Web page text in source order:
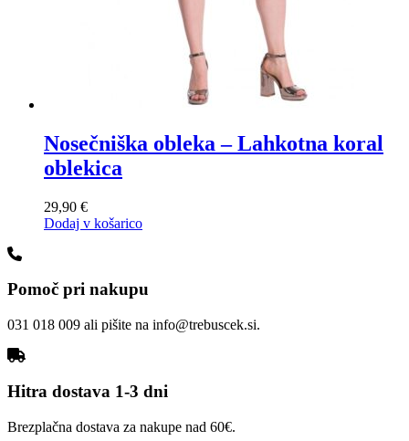
Nosečniška obleka – Lahkotna koral
oblekica
29,90 €
Dodaj v košarico
Pomoč pri nakupu
031 018 009 ali pišite na info@trebuscek.si.
Hitra dostava 1-3 dni
Brezplačna dostava za nakupe nad 60€.